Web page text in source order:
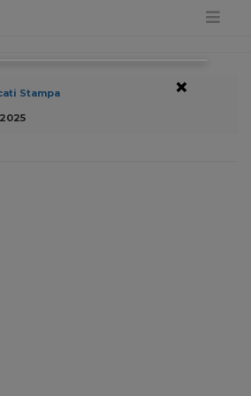
Stampa
×